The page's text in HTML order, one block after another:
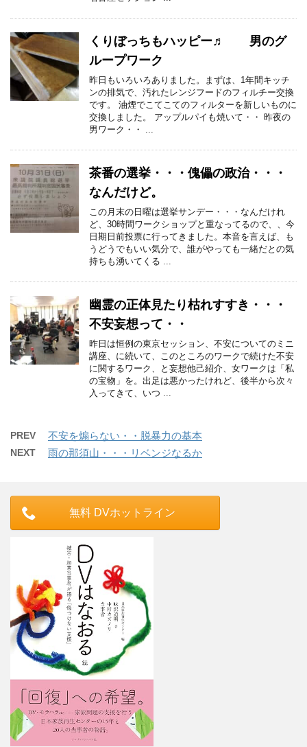
くりぼっちもハッピー♬ 男のグ
ループワーク
昨日もいろいろありました。まずは、1年間キッチ
ンの排気で、汚れたレンジフードのフィルチー交換
です。 油煙でこてこてのフィルターを新しいものに
交換しました。 アップルパイも焼いて・・ 昨夜の
男ワーク・・ ...
茶番の選挙・・・傀儡の政治・・・
なんだけど。
この月末の日曜は選挙サンデー・・・なんだけれ
ど、30時間ワークショップと重なってるので、、今
日期日前投票に行ってきました。本音を言えば、も
うどうでもいい気分で、誰がやっても一緒だとの気
持ちも湧いてくる ...
幽霊の正体見たり枯れすすき・・・
不安妄想って・・
昨日は恒例の東京セッション、不安についてのミニ
講座、に続いて、このところのワークで続けた不安
に関するワーク、と妄想他己紹介、女ワークは「私
の宝物」を。出足は悪かったけれど、後半から次々
入ってきて、いつ ...
PREV 不安を煽らない・・脱暴力の基本
NEXT 雨の那須山・・・リベンジなるか
無料 DVホットライン